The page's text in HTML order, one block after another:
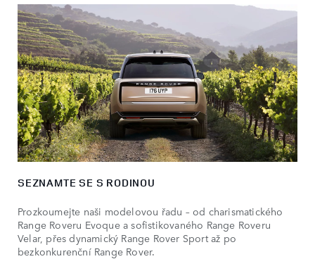
SEZNAMTE SE S RODINOU
Prozkoumejte naši modelovou řadu – od charismatického
Range Roveru Evoque a sofistikovaného Range Roveru
Velar, přes dynamický Range Rover Sport až po
bezkonkurenční Range Rover.